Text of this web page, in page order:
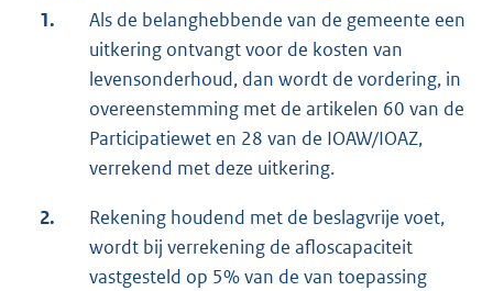
1.
Als de belanghebbende van de gemeente een
uitkering ontvangt voor de kosten van
levensonderhoud, dan wordt de vordering, in
overeenstemming met de artikelen 60 van de
Participatiewet en 28 van de IOAW/IOAZ,
verrekend met deze uitkering.
2.
Rekening houdend met de beslagvrije voet,
wordt bij verrekening de afloscapaciteit
vastgesteld op 5% van de van toepassing